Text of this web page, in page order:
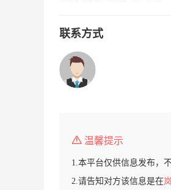
联系方式
温馨提示
1.本平台仅供信息发布，
2.请告知对方该信息是在